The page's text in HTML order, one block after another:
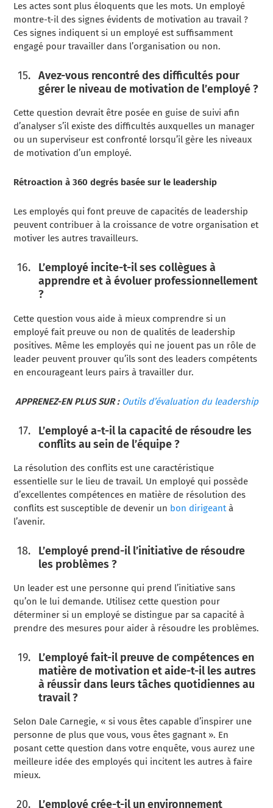
Les actes sont plus éloquents que les mots. Un employé
montre-t-il des signes évidents de motivation au travail ?
Ces signes indiquent si un employé est suffisamment
engagé pour travailler dans l’organisation ou non.
Avez-vous rencontré des difficultés pour
gérer le niveau de motivation de l’employé ?
Cette question devrait être posée en guise de suivi afin
d’analyser s’il existe des difficultés auxquelles un manager
ou un superviseur est confronté lorsqu’il gère les niveaux
de motivation d’un employé.
Rétroaction à 360 degrés basée sur le leadership
Les employés qui font preuve de capacités de leadership
peuvent contribuer à la croissance de votre organisation et
motiver les autres travailleurs.
L’employé incite-t-il ses collègues à
apprendre et à évoluer professionnellement
?
Cette question vous aide à mieux comprendre si un
employé fait preuve ou non de qualités de leadership
positives. Même les employés qui ne jouent pas un rôle de
leader peuvent prouver qu’ils sont des leaders compétents
en encourageant leurs pairs à travailler dur.
APPRENEZ-EN PLUS SUR : Outils d’évaluation du leadership
L’employé a-t-il la capacité de résoudre les
conflits au sein de l’équipe ?
La résolution des conflits est une caractéristique
essentielle sur le lieu de travail. Un employé qui possède
d’excellentes compétences en matière de résolution des
conflits est susceptible de devenir un bon dirigeantà
l’avenir.
L’employé prend-il l’initiative de résoudre
les problèmes ?
Un leader est une personne qui prend l’initiative sans
qu’on le lui demande. Utilisez cette question pour
déterminer si un employé se distingue par sa capacité à
prendre des mesures pour aider à résoudre les problèmes.
L’employé fait-il preuve de compétences en
matière de motivation et aide-t-il les autres
à réussir dans leurs tâches quotidiennes au
travail ?
Selon Dale Carnegie, « si vous êtes capable d’inspirer une
personne de plus que vous, vous êtes gagnant ». En
posant cette question dans votre enquête, vous aurez une
meilleure idée des employés qui incitent les autres à faire
mieux.
L’employé crée-t-il un environnement